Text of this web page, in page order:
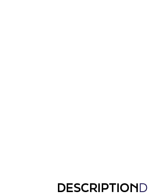
DESCRIPTION